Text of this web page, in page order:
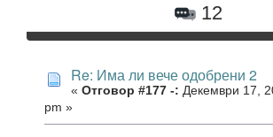
12
Re: Има ли вече одобрени 2
« Отговор #177 -: Декември 17,
pm »